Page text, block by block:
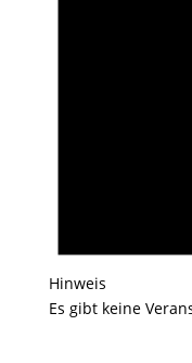
Hinweis
Es gibt keine